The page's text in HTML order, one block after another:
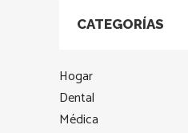
CATEGORÍAS
Hogar
Dental
Médica